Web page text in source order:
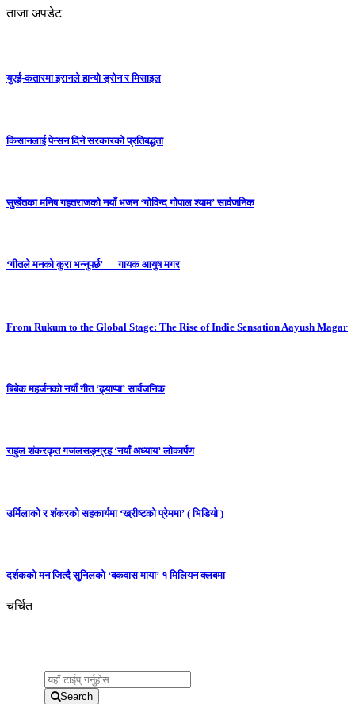
ताजा अपडेट
युएई-कतारमा इरानले हान्यो ड्रोन र मिसाइल
किसानलाई पेन्सन दिने सरकारको प्रतिबद्धता
सुर्खेतका मनिष गहतराजको नयाँ भजन ‘गोविन्द गोपाल श्याम’ सार्वजनिक
‘गीतले मनको कुरा भन्नुपर्छ’ — गायक आयुष मगर
From Rukum to the Global Stage: The Rise of Indie Sensation Aayush Magar
बिबेक महर्जनको नयाँ गीत ‘ढ्याप्पा’ सार्वजनिक
राहुल शंकरकृत गजलसङ्ग्रह ‘नयाँ अध्याय’ लोकार्पण
उर्मिलाको र शंकरको सहकार्यमा ‘ख्रीष्टको प्रेममा’ ( भिडियो )
दर्शकको मन जित्दै सुनिलको ‘बकवास माया’ १ मिलियन क्लबमा
चर्चित
Search